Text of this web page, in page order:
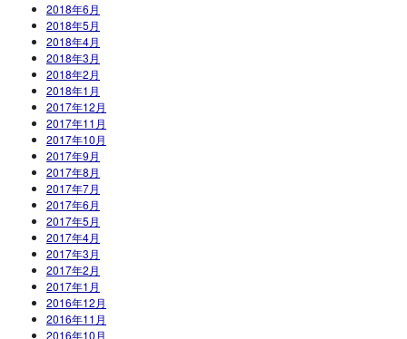
2018年6月
2018年5月
2018年4月
2018年3月
2018年2月
2018年1月
2017年12月
2017年11月
2017年10月
2017年9月
2017年8月
2017年7月
2017年6月
2017年5月
2017年4月
2017年3月
2017年2月
2017年1月
2016年12月
2016年11月
2016年10月